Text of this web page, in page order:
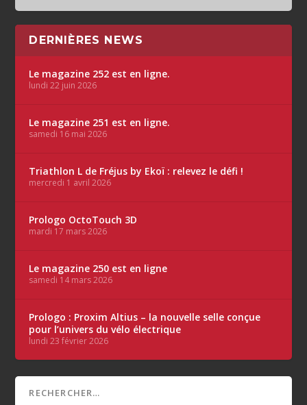
DERNIÈRES NEWS
Le magazine 252 est en ligne.
lundi 22 juin 2026
Le magazine 251 est en ligne.
samedi 16 mai 2026
Triathlon L de Fréjus by Ekoï : relevez le défi !
mercredi 1 avril 2026
Prologo OctoTouch 3D
mardi 17 mars 2026
Le magazine 250 est en ligne
samedi 14 mars 2026
Prologo : Proxim Altius – la nouvelle selle conçue
pour l’univers du vélo électrique
lundi 23 février 2026